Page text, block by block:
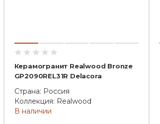
Керамогранит Realwood Bronze
GP2090REL31R Delacora
Страна: Россия
Коллекция: Realwood
В наличии